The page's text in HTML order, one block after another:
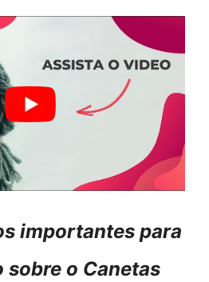
importantes para
sobre o Canetas